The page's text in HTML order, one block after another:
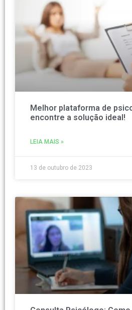
Melhor plataforma de
encontre a solução ideal!
LEIA MAIS »
13 de outubro de 2023